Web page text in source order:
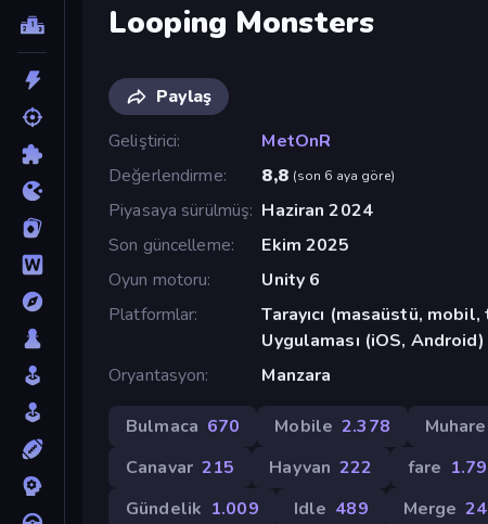
Looping Monsters
Paylaş
Geliştirici
MetOnR
Değerlendirme
8,8 (son 6 aya göre)
Piyasaya sürülmüş Haziran 2024
Son güncelleme
Ekim 2025
Oyun motoru
Unity 6
Platformlar
Tarayıcı (masaüstü,
Uygulaması (iOS, Android)
Oryantasyon
Manzara
Bulmaca 670 Mobile 2.378
Canavar 215 Hayvan 222 fare
Gündelik 1.009 Idle 489 Merge